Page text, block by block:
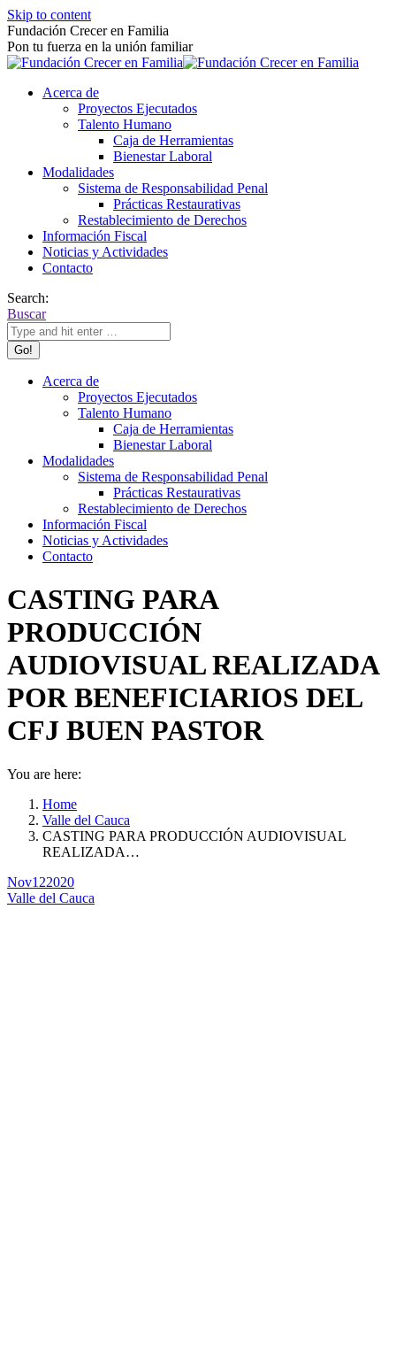
Skip to content
Fundación Crecer en Familia
Pon tu fuerza en la unión familiar
Acerca de
Proyectos Ejecutados
Talento Humano
Caja de Herramientas
Bienestar Laboral
Modalidades
Sistema de Responsabilidad Penal
Prácticas Restaurativas
Restablecimiento de Derechos
Información Fiscal
Noticias y Actividades
Contacto
Search:
Buscar
Acerca de
Proyectos Ejecutados
Talento Humano
Caja de Herramientas
Bienestar Laboral
Modalidades
Sistema de Responsabilidad Penal
Prácticas Restaurativas
Restablecimiento de Derechos
Información Fiscal
Noticias y Actividades
Contacto
CASTING PARA
PRODUCCIÓN
AUDIOVISUAL REALIZADA
POR BENEFICIARIOS DEL
CFJ BUEN PASTOR
You are here:
Home
Valle del Cauca
CASTING PARA PRODUCCIÓN AUDIOVISUAL
REALIZADA…
Nov122020
Valle del Cauca